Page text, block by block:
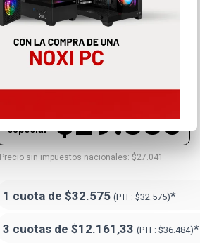
$29.880
Precio
especial
Precio sin impuestos nacionales: $27.041
1 cuota de $32.575 (PTF: $32.575)*
3 cuotas de $12.161,33 (PTF: $36.484)*